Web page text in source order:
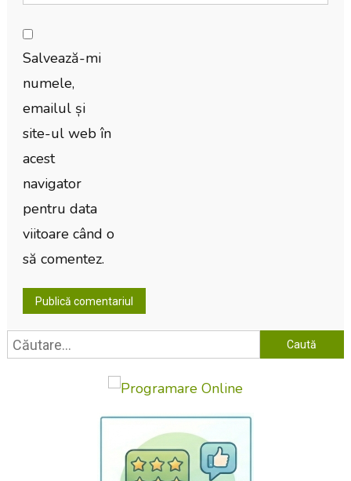
Salvează-mi
numele,
emailul și
site-ul web în
acest
navigator
pentru data
viitoare când o
să comentez.
Caută